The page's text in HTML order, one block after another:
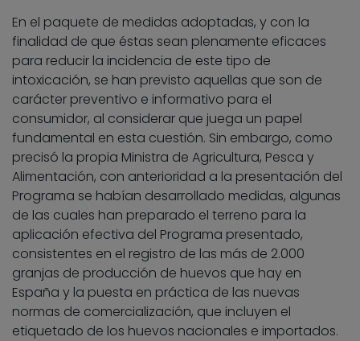
En el paquete de medidas adoptadas, y con la
finalidad de que éstas sean plenamente eficaces
para reducir la incidencia de este tipo de
intoxicación, se han previsto aquellas que son de
carácter preventivo e informativo para el
consumidor, al considerar que juega un papel
fundamental en esta cuestión. Sin embargo, como
precisó la propia Ministra de Agricultura, Pesca y
Alimentación, con anterioridad a la presentación del
Programa se habían desarrollado medidas, algunas
de las cuales han preparado el terreno para la
aplicación efectiva del Programa presentado,
consistentes en el registro de las más de 2.000
granjas de producción de huevos que hay en
España y la puesta en práctica de las nuevas
normas de comercialización, que incluyen el
etiquetado de los huevos nacionales e importados.